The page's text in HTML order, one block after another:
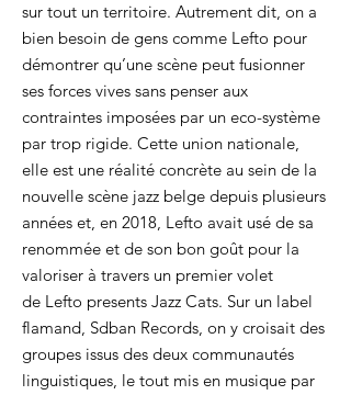
sur tout un territoire. Autrement dit, on a
bien besoin de gens comme Lefto pour
démontrer qu’une scène peut fusionner
ses forces vives sans penser aux
contraintes imposées par un eco-système
par trop rigide. Cette union nationale,
elle est une réalité concrète au sein de la
nouvelle scène jazz belge depuis plusieurs
années et, en 2018, Lefto avait usé de sa
renommée et de son bon goût pour la
valoriser à travers un premier volet
de Lefto presents Jazz Cats. Sur un label
flamand, Sdban Records, on y croisait des
groupes issus des deux communautés
linguistiques, le tout mis en musique par